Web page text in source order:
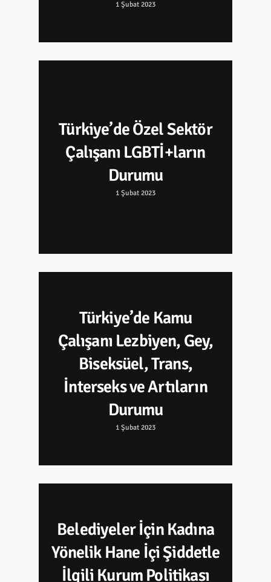
1 Şubat 2023
Türkiye’de Özel Sektör
Çalışanı LGBTİ+ların
Durumu
1 Şubat 2023
Türkiye’de Kamu
Çalışanı Lezbiyen, Gey,
Biseksüel, Trans,
İnterseks ve Artıların
Durumu
1 Şubat 2023
Belediyeler İçin Kadına
Yönelik Hane İçi Şiddetle
İlgili Kurum Politikası